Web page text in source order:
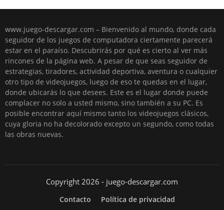
www.juego-descargar.com – Bienvenido al mundo, donde cada
seguidor de los juegos de computadora ciertamente parecerá
estar en el paraíso. Descubrirás por qué es cierto al ver más
rincones de la página web. A pesar de que seas seguidor de
estrategias, tiradores, actividad deportiva, aventura o cualquier
otro tipo de videojuegos, luego de eso te quedas en el lugar,
donde ubicarás lo que desees. Este es el lugar donde puede
complacer no solo a usted mismo, sino también a su PC. Es
posible encontrar aquí mismo tanto los videojuegos clásicos,
cuya gloria no ha decolorado excepto un segundo, como todas
las obras nuevas.
Copyright 2026 - juego-descargar.com
Contacto Política de privacidad